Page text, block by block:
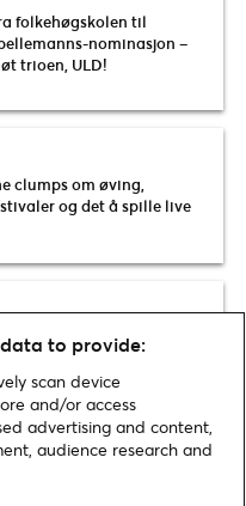
folkehøgskolen til
nominasjon –
trioen, ULD!
clumps om øving,
og det å spille live
ut vinnerne av
Awards 2026
to provide:
scan device
and/or access
advertising and content,
audience research and